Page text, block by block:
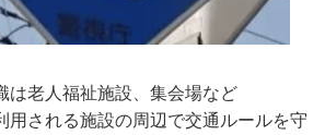
は老人福祉施設、集会場など
用される施設の周辺で交通ルールを守